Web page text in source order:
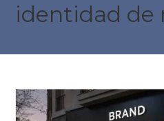
identidad de